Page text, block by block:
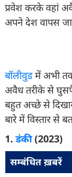
प्रवेश करके वहां
अपने देश वापस
बॉलीवुडमें अभी
अवैध तरीके से
बहुत अच्छे से
बारे में विस्तार से
1.डंकी(2023)
सम्बंधित ख़बरें